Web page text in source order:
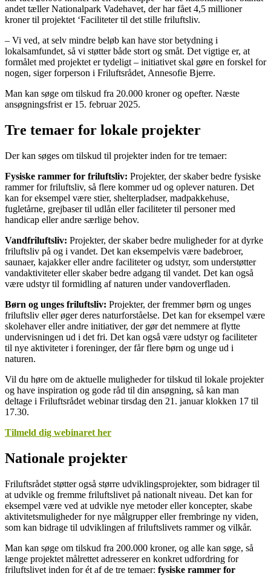
andet tæller Nationalpark Vadehavet, der har fået 4,5 millioner
kroner til projektet ‘Faciliteter til det stille friluftsliv.
– Vi ved, at selv mindre beløb kan have stor betydning i
lokalsamfundet, så vi støtter både stort og småt. Det vigtige er, at
formålet med projektet er tydeligt – initiativet skal gøre en forskel for
nogen, siger forperson i Friluftsrådet, Annesofie Bjerre.
Man kan søge om tilskud fra 20.000 kroner og opefter. Næste
ansøgningsfrist er 15. februar 2025.
Tre temaer for lokale projekter
Der kan søges om tilskud til projekter inden for tre temaer:
Fysiske rammer for friluftsliv: Projekter, der skaber bedre fysiske
rammer for friluftsliv, så flere kommer ud og oplever naturen. Det
kan for eksempel være stier, shelterpladser, madpakkehuse,
fugletårne, grejbaser til udlån eller faciliteter til personer med
handicap eller andre særlige behov.
Vandfriluftsliv: Projekter, der skaber bedre muligheder for at dyrke
friluftsliv på og i vandet. Det kan eksempelvis være badebroer,
saunaer, kajakker eller andre faciliteter og udstyr, som understøtter
vandaktiviteter eller skaber bedre adgang til vandet. Det kan også
være udstyr til formidling af naturen under vandoverfladen.
Børn og unges friluftsliv: Projekter, der fremmer børn og unges
friluftsliv eller øger deres naturforståelse. Det kan for eksempel være
skolehaver eller andre initiativer, der gør det nemmere at flytte
undervisningen ud i det fri. Det kan også være udstyr og faciliteter
til nye aktiviteter i foreninger, der får flere børn og unge ud i
naturen.
Vil du høre om de aktuelle muligheder for tilskud til lokale projekter
og have inspiration og gode råd til din ansøgning, så kan man
deltage i Friluftsrådet webinar tirsdag den 21. januar klokken 17 til
17.30.
Tilmeld dig webinaret her
Nationale projekter
Friluftsrådet støtter også større udviklingsprojekter, som bidrager til
at udvikle og fremme friluftslivet på nationalt niveau. Det kan for
eksempel være ved at udvikle nye metoder eller koncepter, skabe
aktivitetsmuligheder for nye målgrupper eller frembringe ny viden,
som kan bidrage til udviklingen af friluftslivets rammer og vilkår.
Man kan søge om tilskud fra 200.000 kroner, og alle kan søge, så
længe projektet målrettet adresserer en konkret udfordring for
friluftslivet inden for ét af de tre temaer: fysiske rammer for